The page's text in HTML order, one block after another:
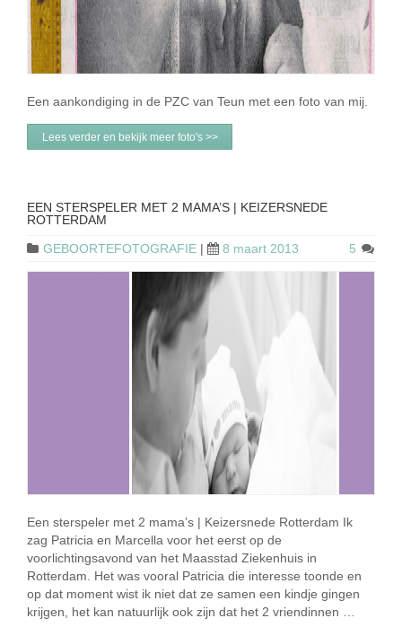
Een aankondiging in de PZC van Teun met een foto van mij.
Lees verder en bekijk meer foto's >>
EEN STERSPELER MET 2 MAMA’S | KEIZERSNEDE
ROTTERDAM
GEBOORTEFOTOGRAFIE | 8 maart 2013 5
Een sterspeler met 2 mama’s | Keizersnede Rotterdam Ik
zag Patricia en Marcella voor het eerst op de
voorlichtingsavond van het Maasstad Ziekenhuis in
Rotterdam. Het was vooral Patricia die interesse toonde en
op dat moment wist ik niet dat ze samen een kindje gingen
krijgen, het kan natuurlijk ook zijn dat het 2 vriendinnen …